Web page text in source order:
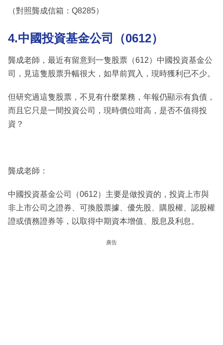
（對照龔成信箱：Q8285）
4.中國投資基金公司（0612）
龔成老師，最近有留意到一隻股票（612）中國投資基金公
司，見這隻股票升幅很大，如早前買入，現時獲利已不少。
但研究過這隻股票，不見有什麼業務，年報仍顯示有負債，
而且它只是一間投資公司，現時價位咁高，是否不值得投
資？
龔成老師：
中國投資基金公司（0612）主要是做投資的，投資上市與
非上市公司之證券、可換股票據、優先股、購股權、認股權
證或債務證券等，以取得中期資本增值、股息及利息。
廣告